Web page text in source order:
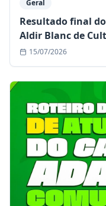
Geral
Resultado final
Aldir Blanc de
15/07/2026